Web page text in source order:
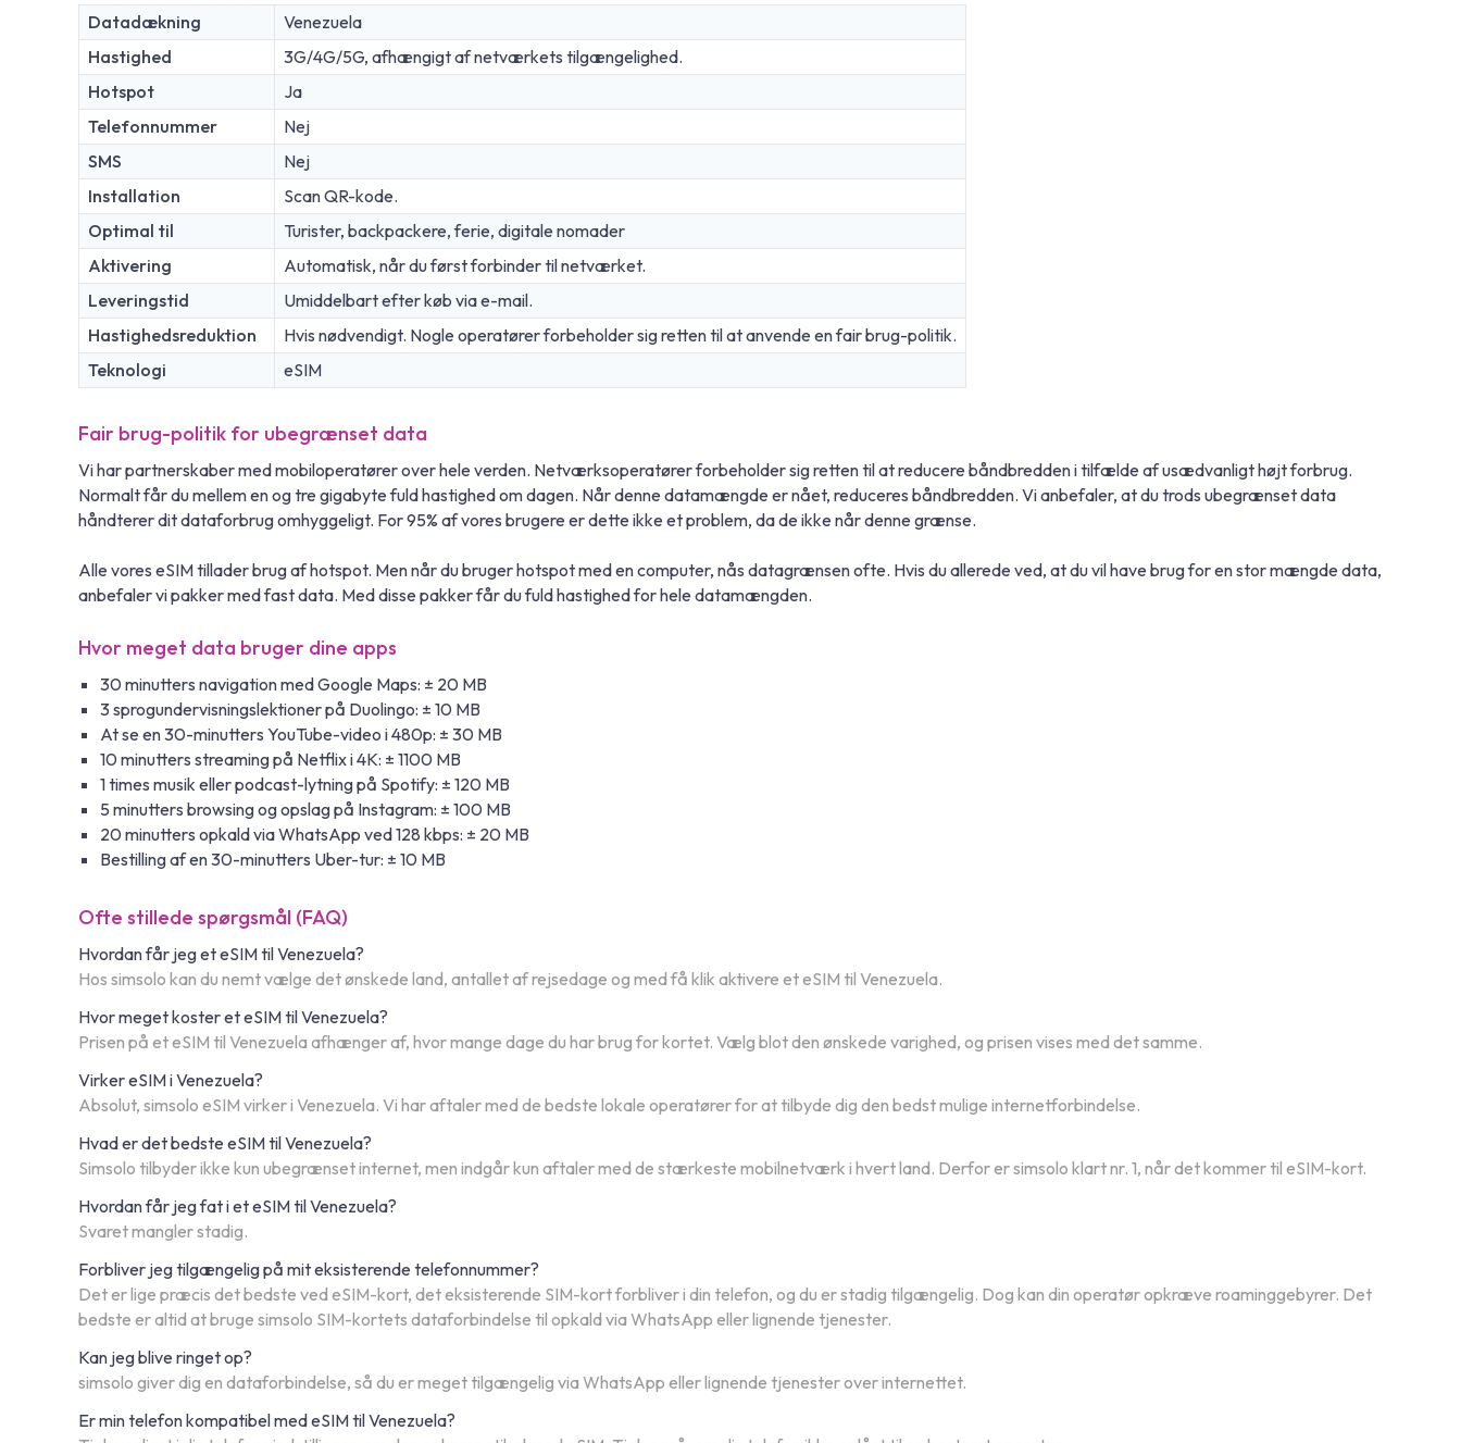
Datadækning
Venezuela
Hastighed
3G/4G/5G, afhængigt af netværkets tilgængelighed.
Hotspot
Ja
Telefonnummer
Nej
SMS
Nej
Installation
Scan QR-kode.
Optimal til
Turister, backpackere, ferie, digitale nomader
Aktivering
Automatisk, når du først forbinder til netværket.
Leveringstid
Umiddelbart efter køb via e-mail.
Hastighedsreduktion
Hvis nødvendigt. Nogle operatører forbeholder sig retten til at anvende en fair brug-politik.
Teknologi
eSIM
Fair brug-politik for ubegrænset data
Vi har partnerskaber med mobiloperatører over hele verden. Netværksoperatører forbeholder sig retten til at reducere båndbredden i tilfælde af usædvanligt højt forbrug.
Normalt får du mellem en og tre gigabyte fuld hastighed om dagen. Når denne datamængde er nået, reduceres båndbredden. Vi anbefaler, at du trods ubegrænset data
håndterer dit dataforbrug omhyggeligt. For 95% af vores brugere er dette ikke et problem, da de ikke når denne grænse.
Alle vores eSIM tillader brug af hotspot. Men når du bruger hotspot med en computer, nås datagrænsen ofte. Hvis du allerede ved, at du vil have brug for en stor mængde data,
anbefaler vi pakker med fast data. Med disse pakker får du fuld hastighed for hele datamængden.
Hvor meget data bruger dine apps
30 minutters navigation med Google Maps: ± 20 MB
3 sprogundervisningslektioner på Duolingo: ± 10 MB
At se en 30-minutters YouTube-video i 480p: ± 30 MB
10 minutters streaming på Netflix i 4K: ± 1100 MB
1 times musik eller podcast-lytning på Spotify: ± 120 MB
5 minutters browsing og opslag på Instagram: ± 100 MB
20 minutters opkald via WhatsApp ved 128 kbps: ± 20 MB
Bestilling af en 30-minutters Uber-tur: ± 10 MB
Ofte stillede spørgsmål (FAQ)
Hvordan får jeg et eSIM til Venezuela?
Hos simsolo kan du nemt vælge det ønskede land, antallet af rejsedage og med få klik aktivere et eSIM til Venezuela.
Hvor meget koster et eSIM til Venezuela?
Prisen på et eSIM til Venezuela afhænger af, hvor mange dage du har brug for kortet. Vælg blot den ønskede varighed, og prisen vises med det samme.
Virker eSIM i Venezuela?
Absolut, simsolo eSIM virker i Venezuela. Vi har aftaler med de bedste lokale operatører for at tilbyde dig den bedst mulige internetforbindelse.
Hvad er det bedste eSIM til Venezuela?
Simsolo tilbyder ikke kun ubegrænset internet, men indgår kun aftaler med de stærkeste mobilnetværk i hvert land. Derfor er simsolo klart nr. 1, når det kommer til eSIM-kort.
Hvordan får jeg fat i et eSIM til Venezuela?
Svaret mangler stadig.
Forbliver jeg tilgængelig på mit eksisterende telefonnummer?
Det er lige præcis det bedste ved eSIM-kort, det eksisterende SIM-kort forbliver i din telefon, og du er stadig tilgængelig. Dog kan din operatør opkræve roaminggebyrer. Det
bedste er altid at bruge simsolo SIM-kortets dataforbindelse til opkald via WhatsApp eller lignende tjenester.
Kan jeg blive ringet op?
simsolo giver dig en dataforbindelse, så du er meget tilgængelig via WhatsApp eller lignende tjenester over internettet.
Er min telefon kompatibel med eSIM til Venezuela?